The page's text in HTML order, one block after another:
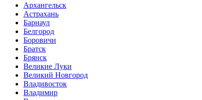
Архангельск
Астрахань
Барнаул
Белгород
Боровичи
Братск
Брянск
Великие Луки
Великий Новгород
Владивосток
Владимир